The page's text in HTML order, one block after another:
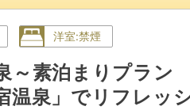
洋室:禁煙
～素泊まりプラ
温泉」でリフレッ